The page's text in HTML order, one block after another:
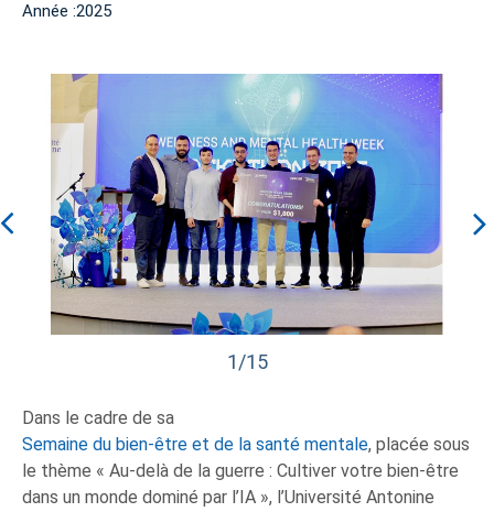
Année :2025
1/15
Dans le cadre de sa
Semaine du bien-être et de la santé mentale, placée sous
le thème « Au-delà de la guerre : Cultiver votre bien-être
dans un monde dominé par l’IA », l’Université Antonine